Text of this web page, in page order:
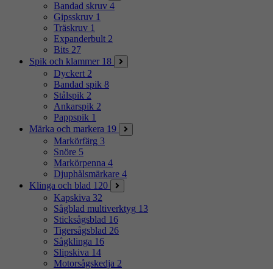
Bandad skruv 4
Gipsskruv 1
Träskruv 1
Expanderbult 2
Bits 27
Spik och klammer 18
Dyckert 2
Bandad spik 8
Stålspik 2
Ankarspik 2
Pappspik 1
Märka och markera 19
Markörfärg 3
Snöre 5
Markörpenna 4
Djuphålsmärkare 4
Klinga och blad 120
Kapskiva 32
Sågblad multiverktyg 13
Sticksågsblad 16
Tigersågsblad 26
Sågklinga 16
Slipskiva 14
Motorsågskedja 2